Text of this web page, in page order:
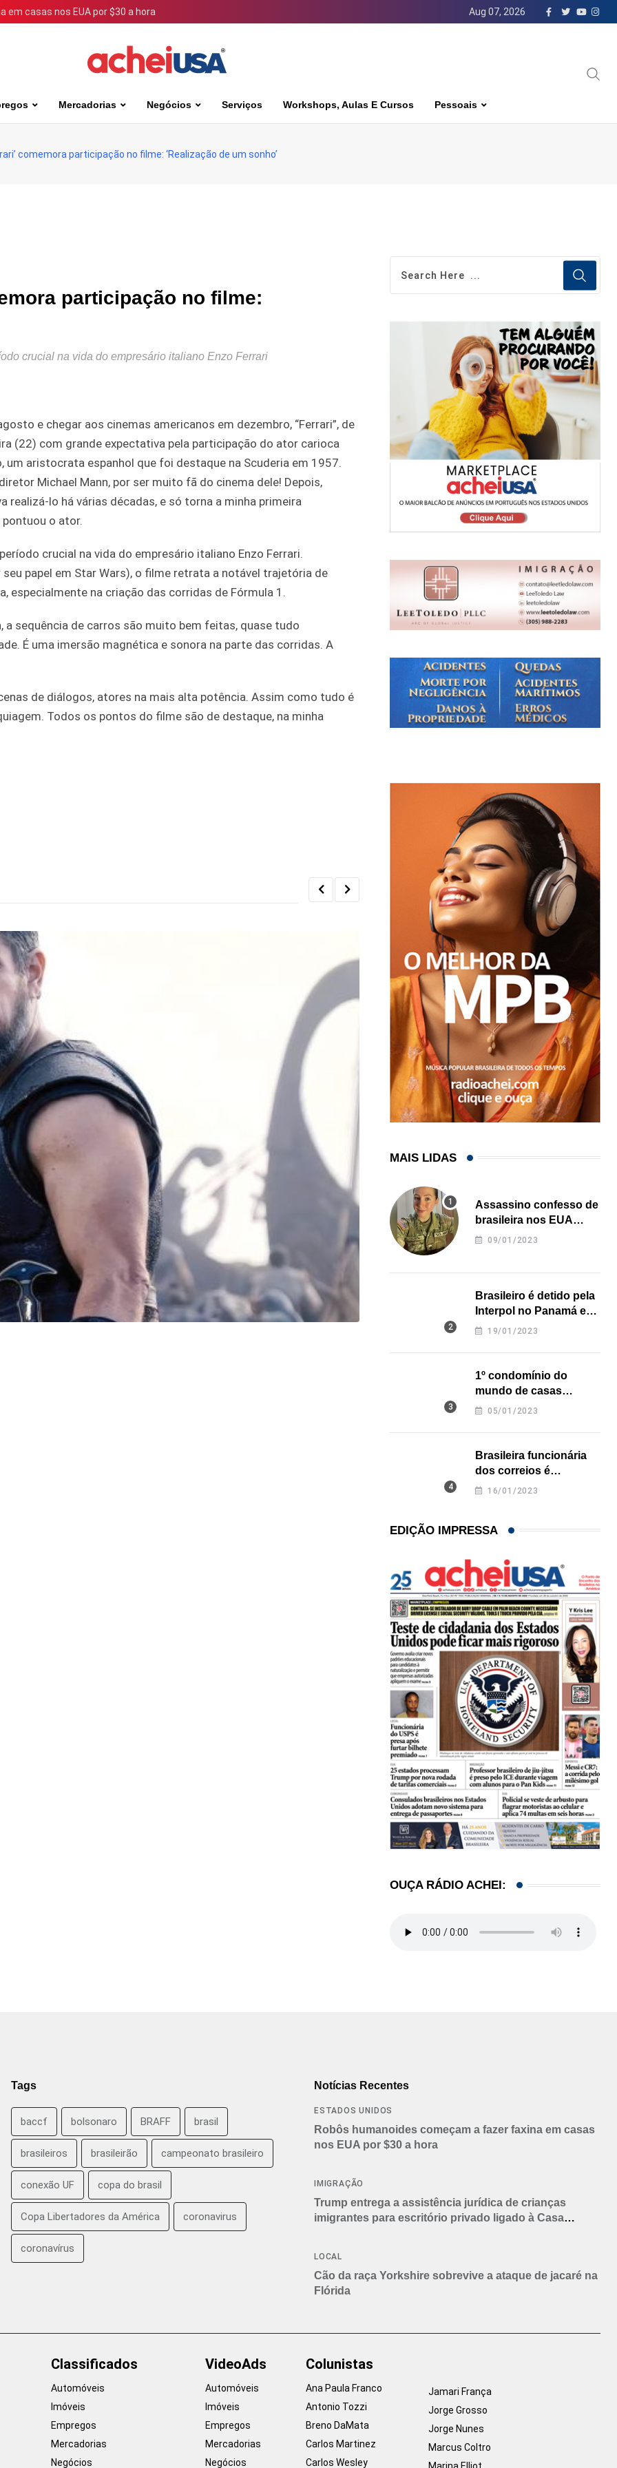
casas nos EUA por $30 a hora Aug 07, 2026
Mercadorias Negócios Serviços Workshops, Aulas E Cursos Pessoais
comemora participação no filme: ‘Realização de um sonho’
participação no filme:
crucial na vida do empresário italiano Enzo Ferrari
e chegar aos cinemas americanos em dezembro, “Ferrari”, de
(22) com grande expectativa pela participação do ator carioca
aristocrata espanhol que foi destaque na Scuderia em 1957.
Michael Mann, por ser muito fã do cinema dele! Depois,
realizá-lo há várias décadas, e só torna a minha primeira
pontuou o ator.
crucial na vida do empresário italiano Enzo Ferrari.
papel em Star Wars), o filme retrata a notável trajetória de
na criação das corridas de Fórmula 1.
a sequência de carros são muito bem feitas, quase tudo
É uma imersão magnética e sonora na parte das corridas. A
de diálogos, atores na mais alta potência. Assim como tudo é
Todos os pontos do filme são de destaque, na minha
CINEMA/TV JOA DUARTE
MICHAEL JACKSON: O rei do pop… agora o...
MAIS LIDAS
Assassino confesso de
brasileira nos EUA
revela onde deixou o
09/01/2023
Brasileiro é detido pela
Interpol no Panamá e
pode pegar prisão
19/01/2023
1º condomínio do
mundo de casas
impressas em 3D é
05/01/2023
Brasileira funcionária
dos correios é
assassinada a facadas
16/01/2023
EDIÇÃO IMPRESSA
OUÇA RÁDIO ACHEI:
Tags
baccf bolsonaro BRAFF brasil
brasileiros brasileirão campeonato brasileiro
conexão UF copa do brasil
Copa Libertadores da América coronavirus
coronavírus
Notícias Recentes
ESTADOS UNIDOS
Robôs humanoides começam a fazer faxina em casas
nos EUA por $30 a hora
IMIGRAÇÃO
Trump entrega a assistência jurídica de crianças
imigrantes para escritório privado ligado à Casa
LOCAL
Cão da raça Yorkshire sobrevive a ataque de jacaré na
Flórida
Classificados
Automóveis
Imóveis
Empregos
Mercadorias
Negócios
VideoAds
Automóveis
Imóveis
Empregos
Mercadorias
Negócios
Colunistas
Ana Paula Franco
Antonio Tozzi
Breno DaMata
Carlos Martinez
Carlos Wesley
Jamari França
Jorge Grosso
Jorge Nunes
Marcus Coltro